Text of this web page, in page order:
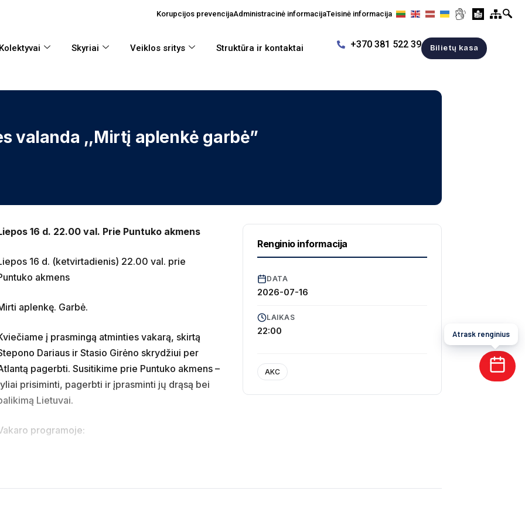
Korupcijos prevencijaAdministracinė informacijaTeisinė informacija
Kolektyvai Skyriai Veiklos sritys Struktūra ir kontaktai +370 381 522 39 Bilietų kasa
valanda ,,Mirtį aplenkė garbė”
16 d. 22.00 val. Prie Puntuko akmens
16 d. (ketvirtadienis) 22.00 val. prie
akmens
aplenkę. Garbė.
į prasmingą atminties vakarą, skirtą
Dariaus ir Stasio Girėno skrydžiui per
pagerbti. Susitikime prie Puntuko akmens –
prisiminti, pagerbti ir įprasminti jų drąsą bei
Lietuvai.
programoje:
Alec Hutson (JAV) ir tradicinių
Renginio informacija
DATA
2026-07-16
LAIKAS
22:00
AKC
Atrask renginius